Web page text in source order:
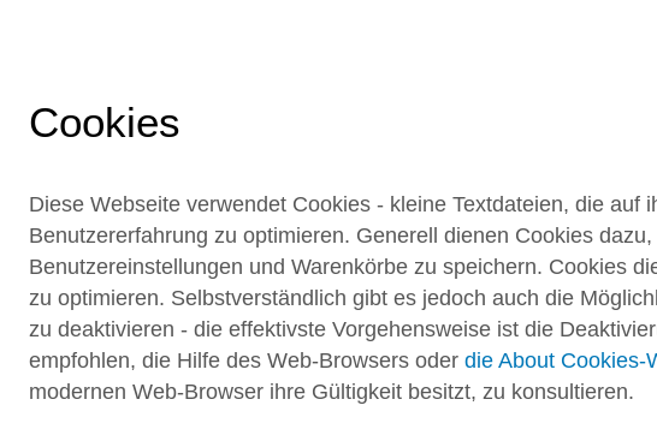
Cookies
Diese Webseite verwendet Cookies - kleine Textdateien, die auf
Benutzererfahrung zu optimieren. Generell dienen Cookies
Benutzereinstellungen und Warenkörbe zu speichern. Cookies
zu optimieren. Selbstverständlich gibt es jedoch auch die
zu deaktivieren - die effektivste Vorgehensweise ist die
empfohlen, die Hilfe des Web-Browsers oder die About Cookies-
modernen Web-Browser ihre Gültigkeit besitzt, zu konsultieren.